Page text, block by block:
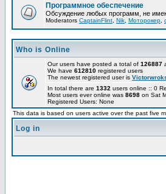
Программное обеспечение
Обсуждение любых программ, не
Moderators CaptainFlint Nik Моторокер
Who is Online
Our users have posted a total of 126887
We have 612810 registered users
The newest registered user is
In total there are 1332 users online :: 0
Most users ever online was 8698 on Sat
Registered Users: None
This data is based on users active over the past five
Log in